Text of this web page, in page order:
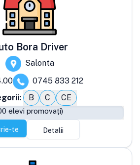
Bora Driver
Salonta
0745 833 212
B C CE
elevi promovați)
te Detalii